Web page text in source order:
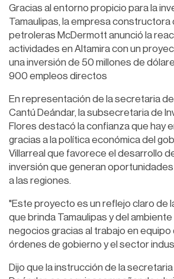
Gracias al entorno propicio para la
Tamaulipas, la empresa constructora
petroleras McDermott anunció la
actividades en Altamira con un
una inversión de 50 millones de
900 empleos directos
En representación de la secretaria
Cantú Deándar, la subsecretaria de
Flores destacó la confianza que hay
gracias a la política económica del
Villarreal que favorece el desarrollo
inversión que generan
a las regiones.
"Este proyecto es un reflejo claro de
que brinda Tamaulipas y del
negocios gracias al trabajo en equipo
órdenes de gobierno y el sector
Dijo que la instrucción de la